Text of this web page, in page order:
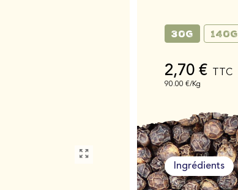
30g 140g
2,70 € TTC
90.00 €/Kg
Ingrédients